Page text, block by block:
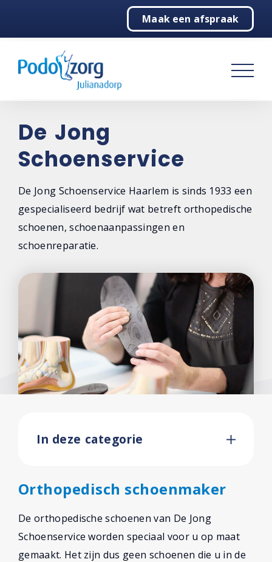
Maak een afspraak
Podologie
Behandelingen
Over ons
De praktijk
Partners
Fysiotherapie Julianadorp
Podozorg Nederland
Contact
De Jong
Schoenservice
De Jong Schoenservice Haarlem is sinds 1933 een
gespecialiseerd bedrijf wat betreft orthopedische
schoenen, schoenaanpassingen en
schoenreparatie.
In deze categorie
Orthopedisch schoenmaker
De orthopedische schoenen van De Jong
Schoenservice worden speciaal voor u op maat
gemaakt. Het zijn dus geen schoenen die u in de